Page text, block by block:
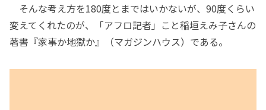
そんな考え方を180度とまではいかないが、90度くらい
変えてくれたのが、「アフロ記者」こと稲垣えみ子さんの
著書『家事か地獄か』（マガジンハウス）である。